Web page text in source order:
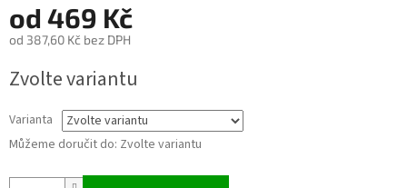
od 469 Kč
od 387,60 Kč bez DPH
cena:
Zvolte variantu
Varianta
Můžeme doručit do: Zvolte variantu